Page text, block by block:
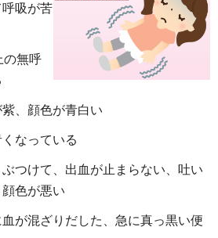
吸が苦
の無呼
紫、顔色が青白い
なっている
つけて、出血が止まらない、吐い
色が悪い
が混ざりだした、急に真っ黒い便